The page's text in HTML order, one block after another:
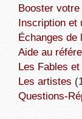
booster
inscription et
échanges
aide au
Les Fables
Les artistes
Questions-